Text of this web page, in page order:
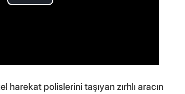
harekat polislerini taşıyan zırhlı aracın